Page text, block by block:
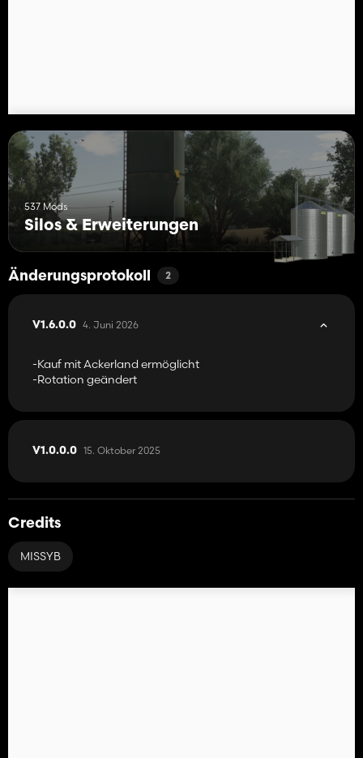
537 Mods
Silos & Erweiterungen
Änderungsprotokoll 2
V1.6.0.0 4. Juni 2026
-Kauf mit Ackerland ermöglicht
-Rotation geändert
V1.0.0.0 15. Oktober 2025
Credits
MISSYB